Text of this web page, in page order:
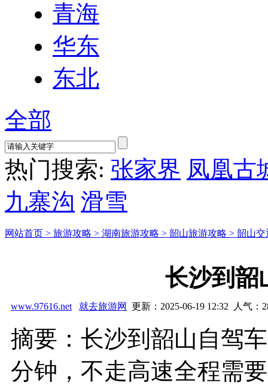
青海
华东
东北
全部
热门搜索: 张家界 凤凰古
九寨沟 滑雪
网站首页 > 旅游攻略 > 湖南旅游攻略 > 韶山旅游攻略 > 韶山交
长沙到韶
www.97616.net 就去旅游网 更新：2025-06-19 12:32 人气：
摘要：长沙到韶山自驾
分钟，不走高速全程需